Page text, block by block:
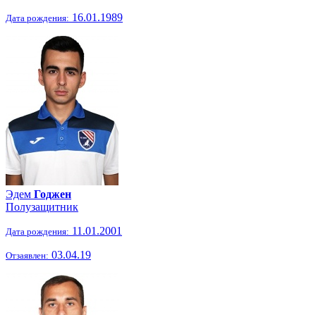
Дата рождения: 16.01.1989
Эдем Годжен
Полузащитник
Дата рождения: 11.01.2001
Отзаявлен: 03.04.19